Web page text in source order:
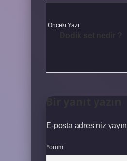
Önceki Yazı
Bir yanıt yazın
E-posta adresiniz
Yorum